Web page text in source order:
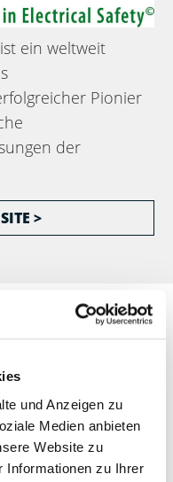
und Anzeigen zu
Medien anbieten
Website zu
Informationen zu Ihrer
ein weltweit
Pionier
der
>
produziert